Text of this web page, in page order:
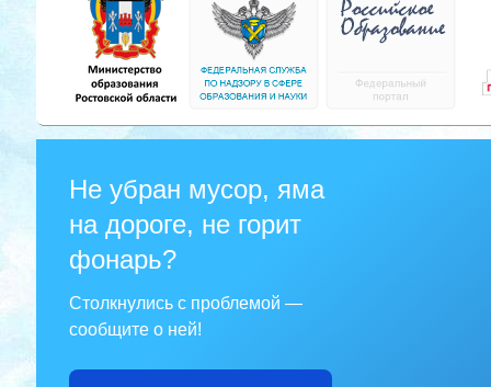
Не убран мусор, яма
на дороге, не горит
фонарь?
Столкнулись с проблемой —
сообщите о ней!